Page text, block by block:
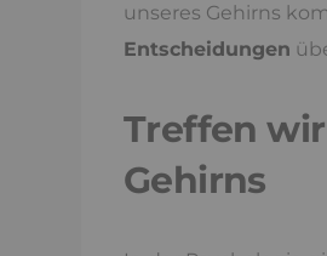
unseres Gehirns
Entscheidungen
Treffen
Gehirns